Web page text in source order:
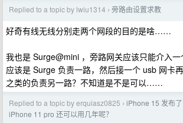
Replied to a topic by lwiu1314 › 旁路由设置求教
好奇有线无线分别走两个网段的目的是啥……
我也是 Surge@mini ，旁路网关应该只能介入
应该是 Surge 负责一路，然后接一个 usb 网卡
之类的负责另一路？不知道是不是可以……
Replied to a topic by erquiasz0825 › iPhone 15 发布了
iPhone 11 pro 还可以用几年呢？